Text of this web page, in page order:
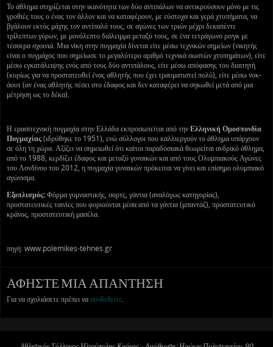
Το άθλημα στηρίζεται στην ικανότητα των δύο αντιπάλων να αντικρούσουν μόνο με τις
γροθιές τους ο ένας τον άλλον και να καταφέρουν, με εύστοχα και γερά χτυπήματα, να
βγάλουν εκτός μάχης τον αντίπαλό τους, σε αγώνες των τριών μέχρι δεκαπέντε
τρίλεπτων γύρων, με μονόλεπτο διάλειμμα μεταξύ τους, σε ένα τετράγωνο ρινγκ με
τέσσερα σχοινιά. Μια νίκη στην πυγμαχία δίνεται είτε μέσω τεχνικών σημείων (νικητής
είναι ο πυγμάχος που σημείωσε το μεγαλύτερο αριθμό τεχνικά σωστών χτυπημάτων), είτε
μέσω εγκατάλειψης ενός από τους δύο αντιπάλους, είτε μέσω απόφασης του διαιτητή
(κυρίως για να προστατευθεί ένας αθλητής που έχει τραυματιστεί πολύ), είτε μέσω νοκ-
άουτ (αν ένας αθλητής πέσει στο έδαφος και δεν καταφέρει να σηκωθεί μετά από μια
μέτρηση ως το δέκα).
Η ερασιτεχνική πυγμαχία στην Ελλάδα εκπροσωπείται από τηνΕλληνική Ομοσπονδία
Πυγμαχίας(ιδρύθηκε το 1951), ενώ σύλλογοι που καλλιεργούν το άθλημα υπάρχουν
σε όλη τη χώρα. Αξίζει να σημειωθεί ότι καίτοι παραδοσιακά θεωρείται ανδρικό άθλημα,
από το 1988, κερδίζει έδαφος και μεταξύ γυναικών και από τους Ολυμπιακούς Αγώνες
του Λονδίνου του 2012, η πυγμαχία γυναικών πρόκειται να γίνει και επίσημο ολυμπιακό
αγώνισμα.
Εξοπλισμός:Φόρμα γυμναστικής, σορτς, γάντια (αναλόγως κατηγορίας),
προστατευτικές ταινίες που φοριούνται μέσα από τα γάντια (μπαντάζ), προστατευτικό
κράνος, προστατευτική μασέλα.
πηγή: www.polemikes-tehnes.gr
ΑΦΉΣΤΕ ΜΙΑ ΑΠΆΝΤΗΣΗ
Για να σχολιάσετε πρέπει νασυνδεθείτε.